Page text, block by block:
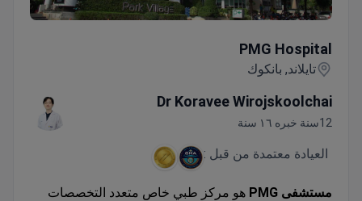
PMG Hospital
تايلاند, بانكوك
Dr Koravee Wirojskoolchai
12سنة خبره ١٦ سنة
العيادة معتمدة من قبل :
مستشفى PMG
هو مركز طبي خاص متعدد التخصصات